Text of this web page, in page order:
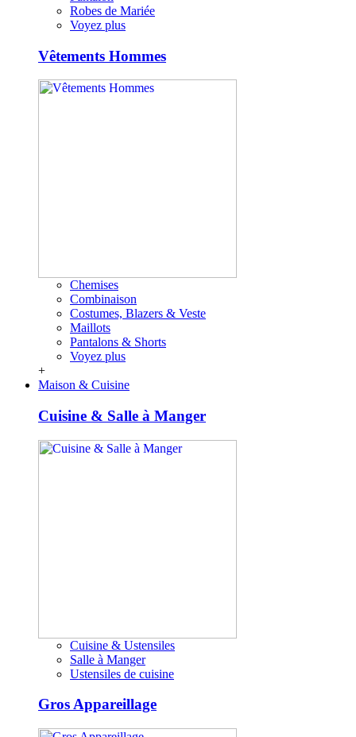
Robes de Mariée
Voyez plus
Vêtements Hommes
Chemises
Combinaison
Costumes, Blazers & Veste
Maillots
Pantalons & Shorts
Voyez plus
+
Maison & Cuisine
Cuisine & Salle à Manger
Cuisine & Ustensiles
Salle à Manger
Ustensiles de cuisine
Gros Appareillage